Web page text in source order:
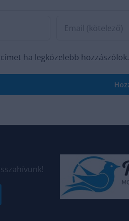
ha legközelebb hozzászólok.